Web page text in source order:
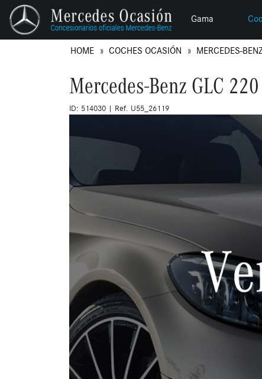
Gama
HOME COCHES OCASIÓN MERCEDES-
Mercedes-Benz GLC
ID: 514030 | Ref. U55_26119